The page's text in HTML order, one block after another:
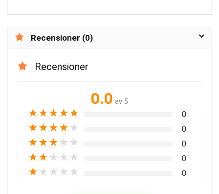
Recensioner (0)
Recensioner
0.0 av 5
★★★★★ 0
★★★★ ★ 0
★★★ ★ ★ 0
★★ ★ ★ ★ 0
★ ★ ★ ★ ★ 0